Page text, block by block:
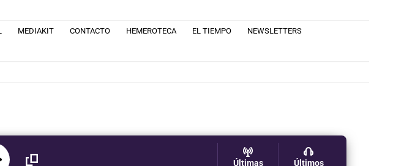
Últimas Últimos
MEDIAKIT CONTACTO HEMEROTECA EL TIEMPO NEWSLETTERS